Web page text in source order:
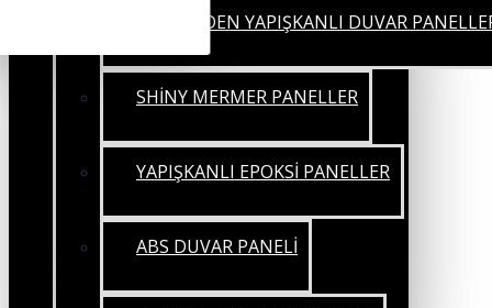
KENDİNDEN YAPIŞKANLI DUVAR
SHİNY MERMER PANELLER
YAPIŞKANLI EPOKSİ PANELLER
ABS DUVAR PANELİ